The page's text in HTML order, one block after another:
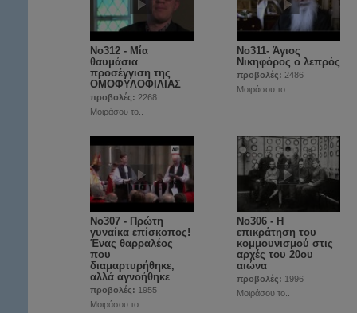
No312 - Μία
θαυμάσια
προσέγγιση της
ΟΜΟΦΥΛΟΦΙΛΙΑΣ
προβολές: 2268
Μοιράσου το..
Νο311- Άγιος
Νικηφόρος ο λεπρός
προβολές: 2486
Μοιράσου το..
No307 - Πρώτη
γυναίκα επίσκοπος!
Ένας θαρραλέος
που
διαμαρτυρήθηκε,
αλλά αγνοήθηκε
προβολές: 1955
Μοιράσου το..
No306 - Η
επικράτηση του
κομμουνισμού στις
αρχές του 20ου
αιώνα
προβολές: 1996
Μοιράσου το..